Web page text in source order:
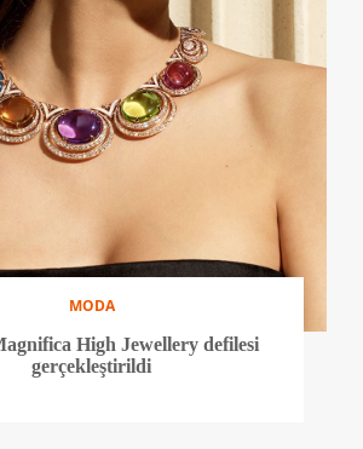
MODA
High Jewellery defilesi
gerçekleştirildi